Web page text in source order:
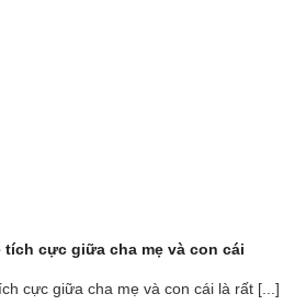
cực giữa cha mẹ và con cái
cực giữa cha mẹ và con cái là rất [...]